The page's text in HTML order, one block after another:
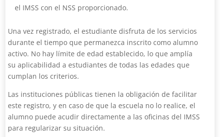
el IMSS con el NSS proporcionado.
Una vez registrado, el estudiante disfruta de los servicios
durante el tiempo que permanezca inscrito como alumno
activo. No hay límite de edad establecido, lo que amplía
su aplicabilidad a estudiantes de todas las edades que
cumplan los criterios.
Las instituciones públicas tienen la obligación de facilitar
este registro, y en caso de que la escuela no lo realice, el
alumno puede acudir directamente a las oficinas del IMSS
para regularizar su situación.